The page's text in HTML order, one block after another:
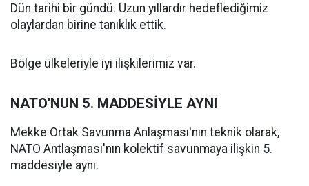
Dün tarihi bir gündü. Uzun yıllardır hedeflediğimiz
olaylardan birine tanıklık ettik.
Bölge ülkeleriyle iyi ilişkilerimiz var.
NATO'NUN 5. MADDESİYLE AYNI
Mekke Ortak Savunma Anlaşması'nın teknik olarak,
NATO Antlaşması'nın kolektif savunmaya ilişkin 5.
maddesiyle aynı.